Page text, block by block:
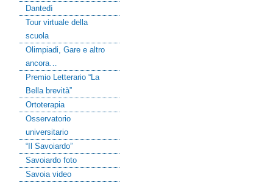
Dantedì
Tour virtuale della
scuola
Olimpiadi, Gare e altro
ancora…
Premio Letterario “La
Bella brevità”
Ortoterapia
Osservatorio
universitario
“Il Savoiardo”
Savoiardo foto
Savoia video